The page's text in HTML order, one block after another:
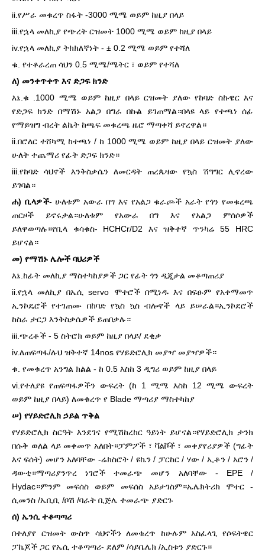
ii.የሥራ መቁረጥ ስፋት -3000 ሚሜ ወይም ከዚያ በላይ
iii.የኋላ መለኪያ የጭረት ርዝመት 1000 ሚሜ ወይም ከዚያ በላይ
iv.የኋላ መለኪያ ትክክለኛነት - ± 0.2 ሚሜ ወይም የተሻለ
ቁ. የተቆራረጠ ሳህን 0.5 ሚሜ/ሜትር ፣ ወይም የተሻለ
ለ) መንቀጥቀጥ እና ድጋፍ ክንድ
እኔ.ቁ .1000 ሚሜ ወይም ከዚያ በላይ ርዝመት ያለው የከባድ ስኩዌር እና
የድጋፍ ክንድ በማሽኑ አልጋ በግራ በኩል ይገጠማል።በላዩ ላይ የተጫነ ሰፊ
የማይዝግ ብረት ልኬት ከጫፍ መቁረጫ ዜሮ ማጣቀሻ ይኖረዋል።
ii.በሮለር ተሸካሚ ከተጫነ / ከ 1000 ሚሜ ወይም ከዚያ በላይ ርዝመት ያለው
ሁለት ተጨማሪ የፊት ድጋፍ ክንድ።
iii.የከባድ ሳህኖች እንቅስቃሴን ለመርዳት ጠረጴዛው የኳስ ሽግግር ሊኖረው
ይገባል።
ሐ) ቢላዎች- ሁለቱም አውራ በግ እና የአልጋ ቁራጮች አራት የጎን የመቁረጫ
ጠርዞች ይኖሩታል።ሁለቱም የአውራ በግ እና የአልጋ ምሰሶዎች
ይለዋወጣሉ።የቢላ ቁሳቁስ- HCHCr/D2 እና ዝቅተኛ ጥንካሬ 55 HRC
ይሆናል።
መ) የማሽኑ ሌሎች ባህሪዎች
እኔ.ከፊት መለኪያ ማስተካከያዎች ጋር የፊት ጎን ዲጂታል መቆጣጠሪያ
ii.የኋላ መለኪያ በኤሲ servo ሞተሮች በሚነዱ እና በፍፁም የአቀማመጥ
ኢንኮዴሮች የተገጠሙ በከባድ የኳስ ኳስ ብሎኖች ላይ ይሠራል።ኢንኮደሮች
ከስራ ታርጋ እንቅስቃሴዎች ይጠበቃሉ።
iii.ጭረቶች - 5 ስትሮክ ወይም ከዚያ በላይ/ ደቂቃ
iv.ለጠፍጣፋ/ሉህ ዝቅተኛ 14nos የሃይድሮሊክ መያዣ መያዣዎች።
ቁ. የመቁረጥ አንግል ክልል - ከ 0.5 እስከ 3 ዲግሪ ወይም ከዚያ በላይ
vi.የተለያዩ የጠፍጣፋዎችን ውፍረት (ከ 1 ሚሜ እስከ 12 ሚሜ ውፍረት
ወይም ከዚያ በላይ) ለመቁረጥ የ Blade ማጣሪያ ማስተካከያ
ሠ) የሃይድሮሊክ ኃይል ጥቅል
የሃይድሮሊክ ስርዓት እንደገና የሚሽከረከር ዓይነት ይሆናል።የሃይድሮሊክ ታንክ
በሱቅ ወለል ላይ መቀመጥ አለበት።ፓምፖች ፣ ቫልቮች ፣ መቀያየሪያዎች (ግፊት
እና ፍሰት) መሆን አለባቸው -ሬክስሮት / ዩኬን / ፓርከር / ሃው / ኢቶን / አሮን /
ዳውቲ።ማጣሪያንጥረ ነገሮች ተመራጭ መሆን አለባቸው - EPE /
Hydac።ምንም መፍሰስ ወይም መፍሰስ አይታገስም።ኤሌክትሪክ ሞተር -
ሲመንስ /ኤቢቢ /ቦሽ /ባራት ቢጅሌ ተመራጭ ያድርጉ
ሰ) ኤንሲ ተቆጣጣሪ
በተለያየ ርዝመት ውስጥ ሳህኖችን ለመቁረጥ ከሁሉም አስፈላጊ የሶፍትዌር
ፓኬጆች ጋር የኤሲ ተቆጣጣሪ- ደለም /ሳይቤሌክ /ኢስቱን ያድርጉ።